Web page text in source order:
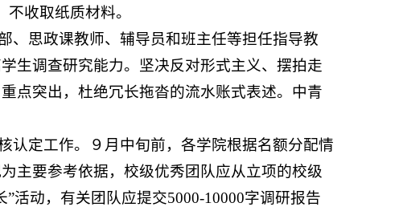
收取纸质材料。
、思政课教师、辅导员和班主任等担任指导教
生调查研究能力。坚决反对形式主义、摆拍走
点突出，杜绝冗长拖沓的流水账式表述。中青
认定工作。９月中旬前，各学院根据名额分配情
主要参考依据，校级优秀团队应从立项的校级
活动，有关团队应提交5000-10000字调研报告